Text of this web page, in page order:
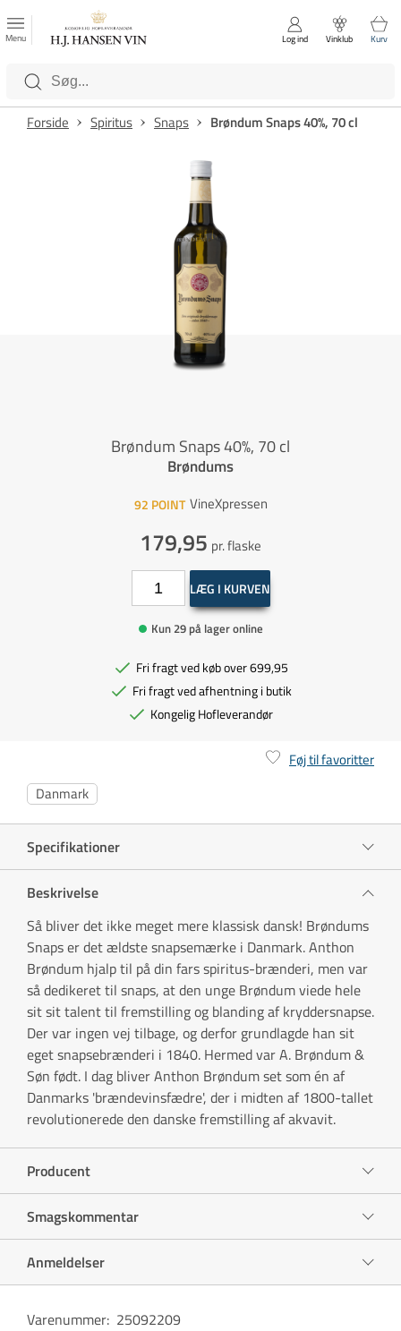
Luk
Kategorier
Menu Log ind Vinklub Kurv
Forside Spiritus Snaps Brøndum Snaps 40%, 70 cl
Brøndum Snaps 40%, 70 cl
Brøndums
92 POINT VineXpressen
179,95 pr. flaske
LÆG I KURVEN
Kun 29 på lager online
Fri fragt ved køb over 699,95
Fri fragt ved afhentning i butik
Kongelig Hofleverandør
Føj til favoritter
Danmark
Specifikationer
Beskrivelse
Så bliver det ikke meget mere klassisk dansk! Brøndums
Snaps er det ældste snapsemærke i Danmark. Anthon
Brøndum hjalp til på din fars spiritus-brænderi, men var
så dedikeret til snaps, at den unge Brøndum viede hele
sit sit talent til fremstilling og blanding af kryddersnapse.
Der var ingen vej tilbage, og derfor grundlagde han sit
eget snapsebrænderi i 1840. Hermed var A. Brøndum &
Søn født. I dag bliver Anthon Brøndum set som én af
Danmarks 'brændevinsfædre', der i midten af 1800-tallet
revolutionerede den danske fremstilling af akvavit.
Producent
Smagskommentar
Anmeldelser
Varenummer: 25092209